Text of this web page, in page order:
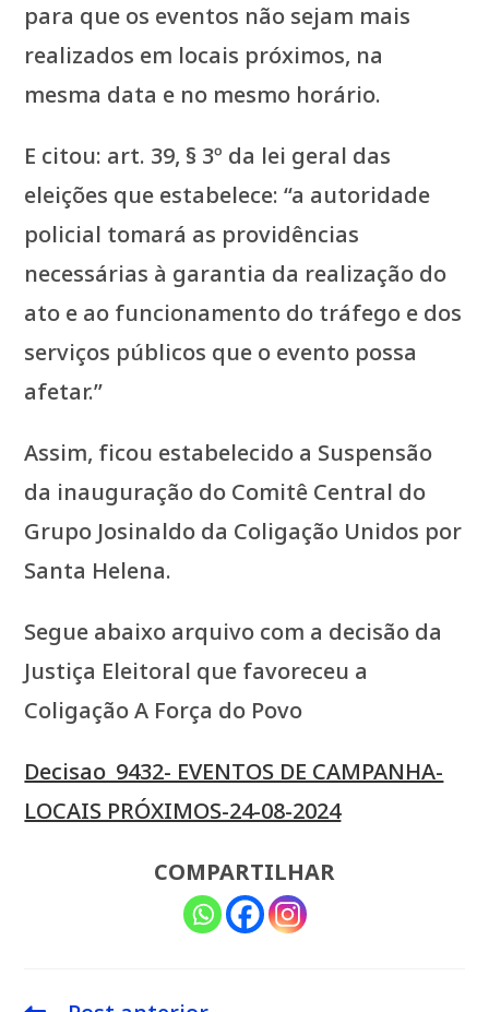
para que os eventos não sejam mais
realizados em locais próximos, na
mesma data e no mesmo horário.
E citou: art. 39, § 3º da lei geral das
eleições que estabelece: “a autoridade
policial tomará as providências
necessárias à garantia da realização do
ato e ao funcionamento do tráfego e dos
serviços públicos que o evento possa
afetar.”
Assim, ficou estabelecido a Suspensão
da inauguração do Comitê Central do
Grupo Josinaldo da Coligação Unidos por
Santa Helena.
Segue abaixo arquivo com a decisão da
Justiça Eleitoral que favoreceu a
Coligação A Força do Povo
Decisao_9432- EVENTOS DE CAMPANHA-
LOCAIS PRÓXIMOS-24-08-2024
COMPARTILHAR